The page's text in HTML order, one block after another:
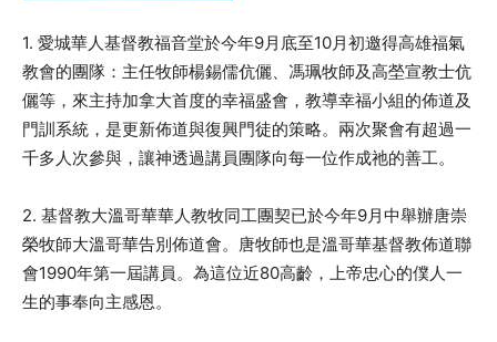
1. 愛城華人基督教福音堂於今年9月底至10月初邀得高雄福氣
教會的團隊：主任牧師楊錫儒伉儷、馮珮牧師及高塋宣教士伉
儷等，來主持加拿大首度的幸福盛會，教導幸福小組的佈道及
門訓系統，是更新佈道與復興門徒的策略。兩次聚會有超過一
千多人次參與，讓神透過講員團隊向每一位作成祂的善工。
2. 基督教大溫哥華華人教牧同工團契已於今年9月中舉辦唐崇
榮牧師大溫哥華告別佈道會。唐牧師也是溫哥華基督教佈道聯
會1990年第一屆講員。為這位近80高齡，上帝忠心的僕人一
生的事奉向主感恩。